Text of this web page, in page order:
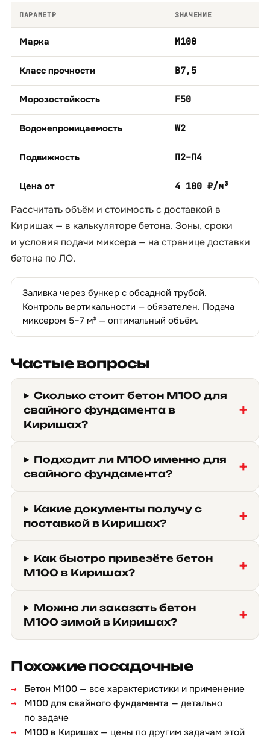
ПАРАМЕТР ЗНАЧЕНИЕ
Марка М100
Класс прочности B7,5
Морозостойкость F50
Водонепроницаемость W2
Подвижность П2–П4
Цена от 4 100 ₽/м³
Рассчитать объём и стоимость с доставкой в
Киришах — в калькуляторе бетона. Зоны, сроки
и условия подачи миксера — на страницедоставки
бетона по ЛО.
Заливка через бункер с обсадной трубой.
Контроль вертикальности — обязателен. Подача
миксером 5–7 м³ — оптимальный объём.
Частые вопросы
Сколько стоит бетон М100 для
свайного фундамента в
Киришах?
Подходит ли М100 именно для
свайного фундамента?
Какие документы получу с
поставкой в Киришах?
Как быстро привезёте бетон
М100 в Киришах?
Можно ли заказать бетон
М100 зимой в Киришах?
Похожие посадочные
Бетон М100 — все характеристики и применение
М100 для свайного фундамента — детально
по задаче
М100 в Киришах — цены по другим задачам этой